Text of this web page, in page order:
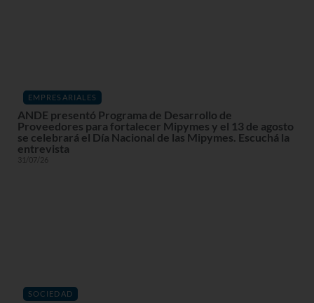
EMPRESARIALES
ANDE presentó Programa de Desarrollo de
Proveedores para fortalecer Mipymes y el 13 de agosto
se celebrará el Día Nacional de las Mipymes. Escuchá la
entrevista
31/07/26
SOCIEDAD